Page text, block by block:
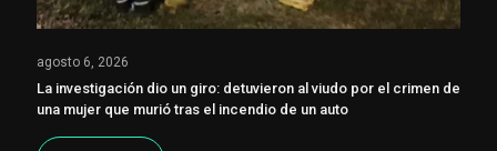
agosto 6, 2026
La investigación dio un giro: detuvieron al viudo por el crimen de
una mujer que murió tras el incendio de un auto